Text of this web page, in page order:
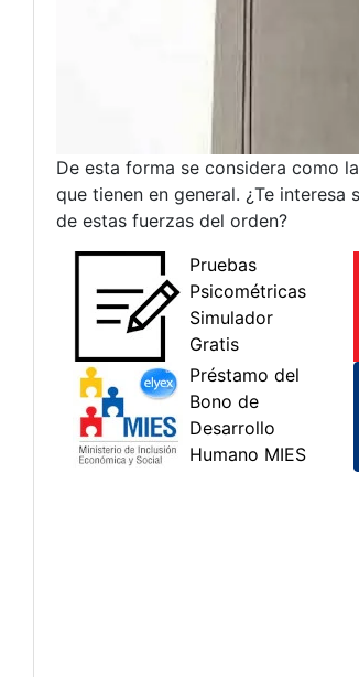
De esta forma se considera como
que tienen en general. ¿Te
de estas fuerzas del orden?